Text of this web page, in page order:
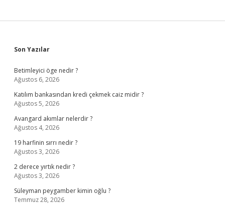
Sidebar
Son Yazılar
Betimleyici öge nedir ?
Ağustos 6, 2026
Katılım bankasından kredi çekmek caiz midir ?
Ağustos 5, 2026
Avangard akımlar nelerdir ?
Ağustos 4, 2026
19 harfinin sırrı nedir ?
Ağustos 3, 2026
2 derece yırtık nedir ?
Ağustos 3, 2026
Süleyman peygamber kimin oğlu ?
Temmuz 28, 2026